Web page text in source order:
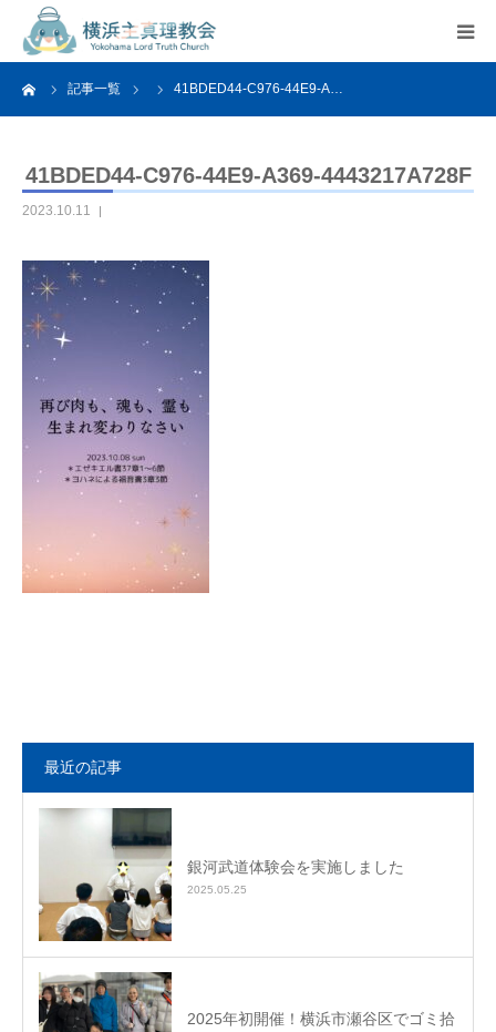
記事一覧 41BDED44-C976-44E9-A…
41BDED44-C976-44E9-A369-4443217A728F
2023.10.11
最近の記事
銀河武道体験会を実施しました
2025.05.25
2025年初開催！横浜市瀬谷区でゴミ拾
HOME
活動紹介
関連リンク
アクセス
よくあるご質問
お問い合わせ